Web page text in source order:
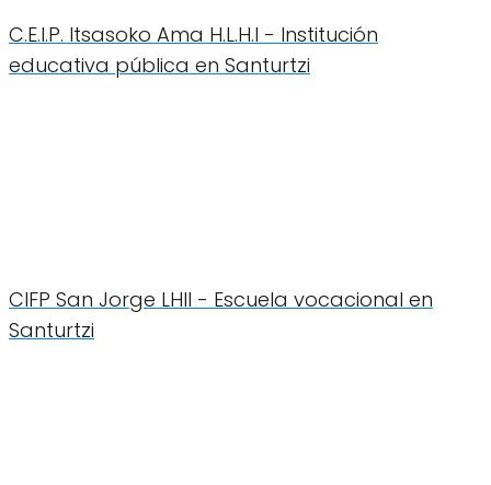
C.E.I.P. Itsasoko Ama H.L.H.I - Institución
educativa pública en Santurtzi
CIFP San Jorge LHII - Escuela vocacional en
Santurtzi